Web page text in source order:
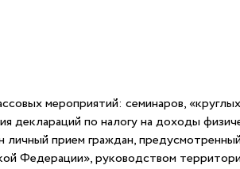
мероприятий: семинаров,
деклараций по налогу на доходы
прием граждан,
Федерации», руководством